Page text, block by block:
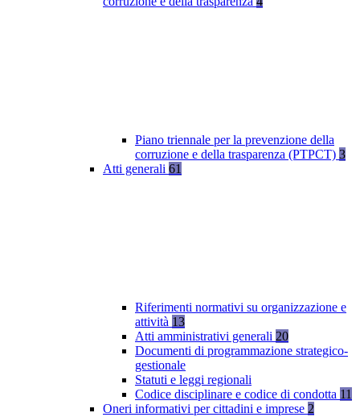
Piano triennale per la prevenzione della
corruzione e della trasparenza (PTPCT) 3
Atti generali 61
Riferimenti normativi su organizzazione e
attività 13
Atti amministrativi generali 20
Documenti di programmazione strategico-
gestionale
Statuti e leggi regionali
Codice disciplinare e codice di condotta 11
Oneri informativi per cittadini e imprese 2